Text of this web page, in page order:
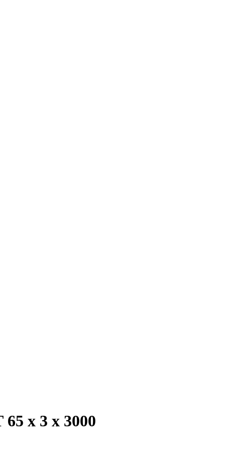
х 3 х 3000